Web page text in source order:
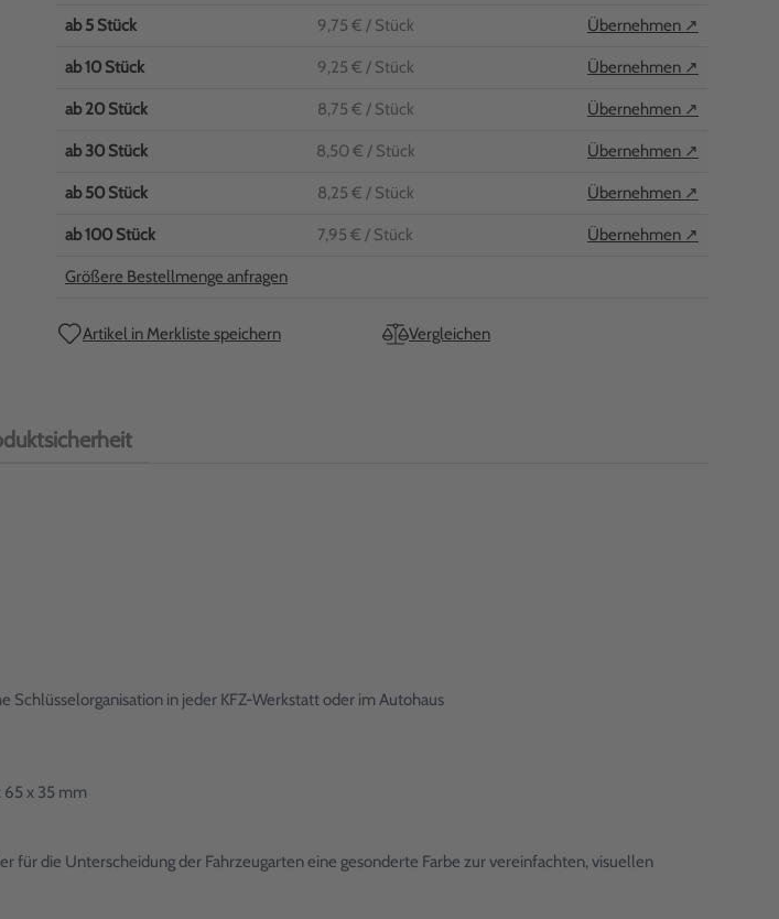
ab5 Stück 9,75 € / Stück Übernehmen ↗
ab10 Stück 9,25 € / Stück Übernehmen ↗
ab20 Stück 8,75 € / Stück Übernehmen ↗
ab30 Stück 8,50 € / Stück Übernehmen ↗
ab50 Stück 8,25 € / Stück Übernehmen ↗
ab100 Stück 7,95 € / Stück Übernehmen ↗
Größere Bestellmenge anfragen
Artikel in Merkliste speichern Vergleichen
in jeder KFZ-Werkstatt oder im Autohaus
65 x 35 mm
die Unterscheidung der Fahrzeugarten eine gesonderte Farbe zur vereinfachten, visuellen